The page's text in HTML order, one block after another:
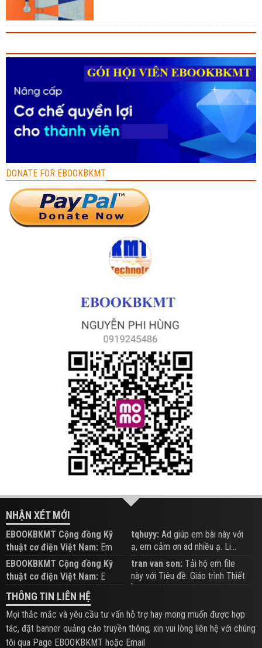
DONATE FOR EBOOKBKMT
NHẬN XÉT MỚI
EBOOKBKMT Cộng đồng Kỹ
thuật cơ điện Việt Nam: Em
đăng trên Group hỗ trợ nhé
tqhuyy: Ad giúp em bài này với
ạ, em cảm ơn ad nhiều ạ. Li...
EBOOKBKMT Cộng đồng Kỹ
thuật cơ điện Việt Nam: E
xem hỗ trợ trên Group
tran van son: Tải hộ em file
này với Tiêu đề: Giáo trình Thiết
b...
THÔNG TIN LIÊN HỆ
Mọi thắc mắc và yêu cầu tư vấn hỗ trợ hay mong muốn được hợp
tác, đặt banner quảng cáo truyền thông, xin vui lòng liên hệ với chúng
tôi qua Page EBOOKBKMT hoặc Email